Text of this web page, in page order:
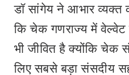
डॉ सांगेय ने आभार व्यक्त
कि चेक गणराज्य में वेल्वेट
भी जीवित है क्योंकि चेक
लिए सबसे बड़ा संसदीय